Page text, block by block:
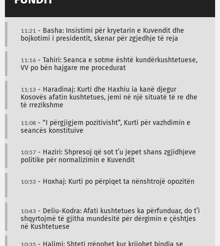
11:21 - Basha: Insistimi për kryetarin e Kuvendit dhe
bojkotimi i presidentit, skenar për zgjedhje të reja
11:16 - Tahiri: Seanca e sotme është kundërkushtetuese,
VV po bën hajgare me procedurat
11:13 - Haradinaj: Kurti dhe Haxhiu ia kanë djegur
Kosovës afatin kushtetues, jemi në një situatë të re dhe
të rrezikshme
11:08 - “I përgjigjem pozitivisht”, Kurti për vazhdimin e
seancës konstituive
10:57 - Haziri: Shpresoj që sot t’u jepet shans zgjidhjeve
politike për normalizimin e Kuvendit
10:53 - Hoxhaj: Kurti po përpiqet ta nënshtrojë opozitën
10:43 - Deliu-Kodra: Afati kushtetues ka përfunduar, do t’i
shqyrtojmë të gjitha mundësitë për dërgimin e çështjes
në Kushtetuese
10:35 - Halimi: Shteti rrënohet kur krijohet bindja se